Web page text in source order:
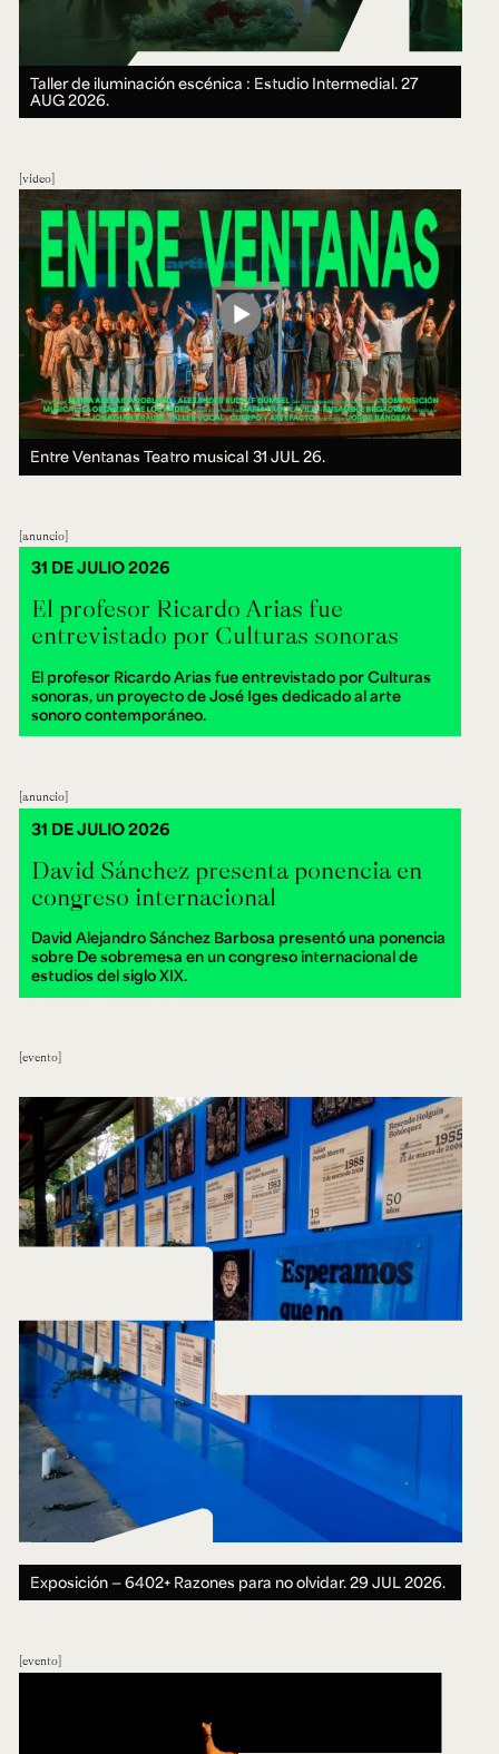
Taller de iluminación escénica : Estudio Intermedial.27
AUG 2026.
video
Entre Ventanas Teatro musical 31 JUL 26.
anuncio
El profesor Ricardo Arias fue
entrevistado por Culturas sonoras
El profesor Ricardo Arias fue entrevistado por Culturas
sonoras, un proyecto de José Iges dedicado al arte
sonoro contemporáneo.
31 DE JULIO 2026
anuncio
David Sánchez presenta ponencia en
congreso internacional
David Alejandro Sánchez Barbosa presentó una ponencia
sobre De sobremesa en un congreso internacional de
estudios del siglo XIX.
31 DE JULIO 2026
evento
Exposición — 6402+ Razones para no olvidar.29 JUL 2026.
evento